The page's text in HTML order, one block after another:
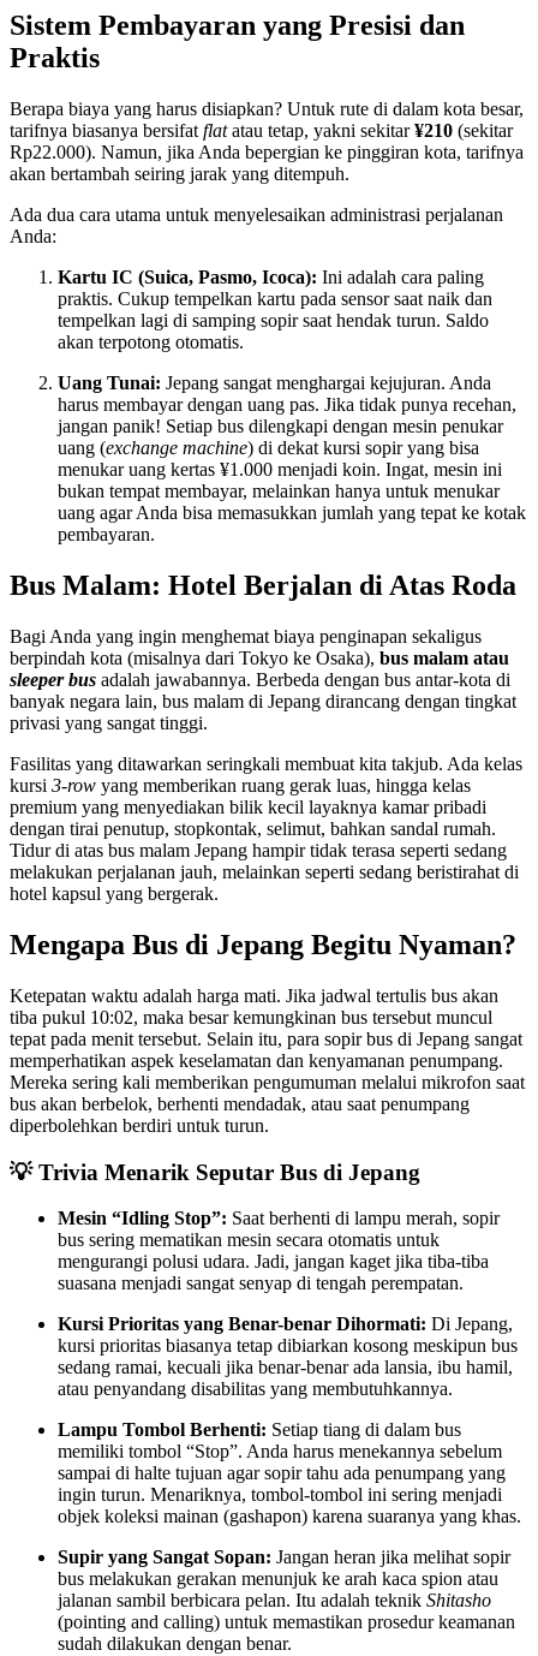
Sistem Pembayaran yang Presisi dan
Praktis
Berapa biaya yang harus disiapkan? Untuk rute di dalam kota besar,
tarifnya biasanya bersifat flatatau tetap, yakni sekitar¥210 (sekitar
Rp22.000). Namun, jika Anda bepergian ke pinggiran kota, tarifnya
akan bertambah seiring jarak yang ditempuh.
Ada dua cara utama untuk menyelesaikan administrasi perjalanan
Anda:
Kartu IC (Suica, Pasmo, Icoca): Ini adalah cara paling
praktis. Cukup tempelkan kartu pada sensor saat naik dan
tempelkan lagi di samping sopir saat hendak turun. Saldo
akan terpotong otomatis.
Uang Tunai: Jepang sangat menghargai kejujuran. Anda
harus membayar dengan uang pas. Jika tidak punya recehan,
jangan panik! Setiap bus dilengkapi dengan mesin penukar
uang (exchange machine) di dekat kursi sopir yang bisa
menukar uang kertas ¥1.000 menjadi koin. Ingat, mesin ini
bukan tempat membayar, melainkan hanya untuk menukar
uang agar Anda bisa memasukkan jumlah yang tepat ke kotak
pembayaran.
Bus Malam: Hotel Berjalan di Atas Roda
Bagi Anda yang ingin menghemat biaya penginapan sekaligus
berpindah kota (misalnya dari Tokyo ke Osaka), bus malam atau
sleeper bus adalah jawabannya. Berbeda dengan bus antar-kota di
banyak negara lain, bus malam di Jepang dirancang dengan tingkat
privasi yang sangat tinggi.
Fasilitas yang ditawarkan seringkali membuat kita takjub. Ada kelas
kursi 3-row yang memberikan ruang gerak luas, hingga kelas
premium yang menyediakan bilik kecil layaknya kamar pribadi
dengan tirai penutup, stopkontak, selimut, bahkan sandal rumah.
Tidur di atas bus malam Jepang hampir tidak terasa seperti sedang
melakukan perjalanan jauh, melainkan seperti sedang beristirahat di
hotel kapsul yang bergerak.
Mengapa Bus di Jepang Begitu Nyaman?
Ketepatan waktu adalah harga mati. Jika jadwal tertulis bus akan
tiba pukul 10:02, maka besar kemungkinan bus tersebut muncul
tepat pada menit tersebut. Selain itu, para sopir bus di Jepang sangat
memperhatikan aspek keselamatan dan kenyamanan penumpang.
Mereka sering kali memberikan pengumuman melalui mikrofon saat
bus akan berbelok, berhenti mendadak, atau saat penumpang
diperbolehkan berdiri untuk turun.
💡 Trivia Menarik Seputar Bus di Jepang
Mesin “Idling Stop”: Saat berhenti di lampu merah, sopir
bus sering mematikan mesin secara otomatis untuk
mengurangi polusi udara. Jadi, jangan kaget jika tiba-tiba
suasana menjadi sangat senyap di tengah perempatan.
Kursi Prioritas yang Benar-benar Dihormati: Di Jepang,
kursi prioritas biasanya tetap dibiarkan kosong meskipun bus
sedang ramai, kecuali jika benar-benar ada lansia, ibu hamil,
atau penyandang disabilitas yang membutuhkannya.
Lampu Tombol Berhenti: Setiap tiang di dalam bus
memiliki tombol “Stop”. Anda harus menekannya sebelum
sampai di halte tujuan agar sopir tahu ada penumpang yang
ingin turun. Menariknya, tombol-tombol ini sering menjadi
objek koleksi mainan (gashapon) karena suaranya yang khas.
Supir yang Sangat Sopan: Jangan heran jika melihat sopir
bus melakukan gerakan menunjuk ke arah kaca spion atau
jalanan sambil berbicara pelan. Itu adalah teknik Shitasho
(pointing and calling) untuk memastikan prosedur keamanan
sudah dilakukan dengan benar.